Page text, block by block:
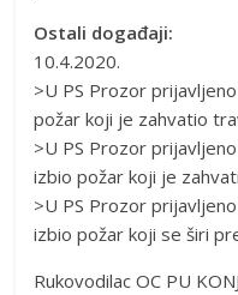
Ostali događaji:
10.4.2020.
>U PS Prozor
požar koji je zahvatio
>U PS Prozor
izbio požar koji je
>U PS Prozor
izbio požar koji se širi
Rukovodilac OC PU